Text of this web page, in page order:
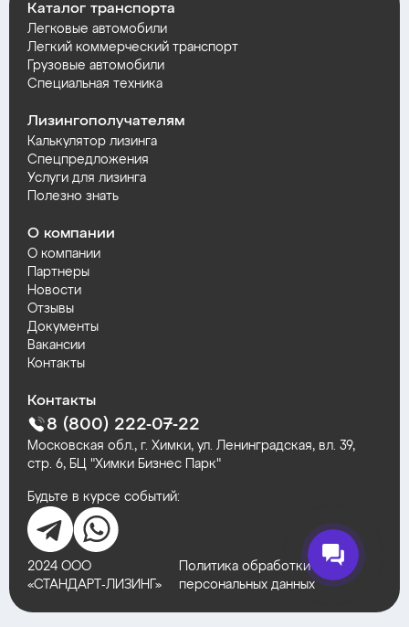
Каталог транспорта
Легковые автомобили
Легкий коммерческий транспорт
Грузовые автомобили
Специальная техника
Лизингополучателям
Калькулятор лизинга
Спецпредложения
Услуги для лизинга
Полезно знать
О компании
О компании
Партнеры
Новости
Отзывы
Документы
Вакансии
Контакты
Контакты
8 (800) 222-07-22
Московская обл., г. Химки, ул. Ленинградская, вл. 39,
стр. 6, БЦ "Химки Бизнес Парк"
Будьте в курсе событий:
2024 ООО
«СТАНДАРТ‑ЛИЗИНГ»
Политика обработки
персональных данных